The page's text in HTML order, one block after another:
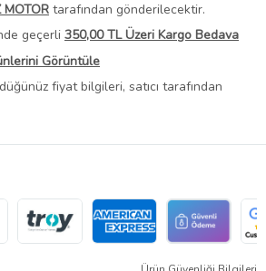
MOTOR tarafından gönderilecektir.
geçerli 350,00 TL Üzeri Kargo Bedava
Görüntüle
fiyat bilgileri, satıcı tarafından